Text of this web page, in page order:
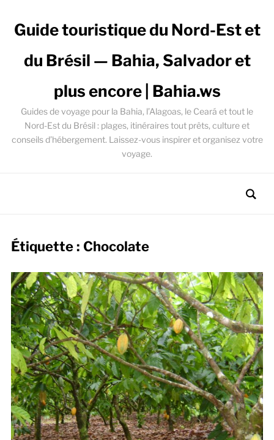
Guide touristique du Nord-Est et
du Brésil — Bahia, Salvador et
plus encore | Bahia.ws
Guides de voyage pour la Bahia, l’Alagoas, le Ceará et tout le
Nord-Est du Brésil : plages, itinéraires tout prêts, culture et
conseils d’hébergement. Laissez-vous inspirer et organisez votre
voyage.
Étiquette : Chocolate